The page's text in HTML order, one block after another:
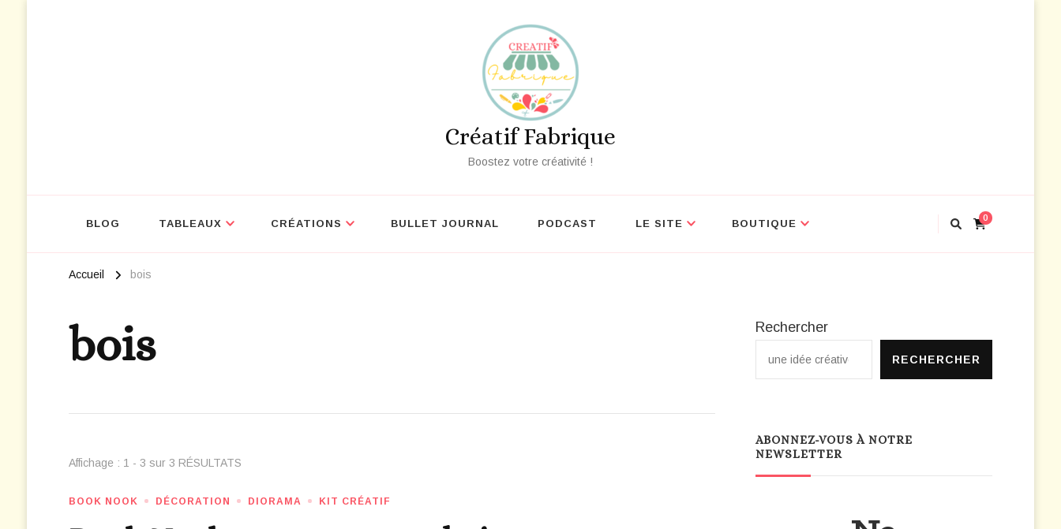
Créatif Fabrique
Boostez votre créativité !
BLOG TABLEAUX CRÉATIONS BULLET JOURNAL PODCAST LE SITE BOUTIQUE 0
Accueil bois
bois
Affichage : 1 - 3 sur 3 RÉSULTATS
BOOK NOOK DÉCORATION DIORAMA KIT CRÉATIF
Rechercher
RECHERCHER
ABONNEZ-VOUS À NOTRE
NEWSLETTER
NOUVEAU : Découvrez nos outils créatifs gratuits